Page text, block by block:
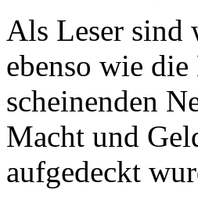
Als Leser sind
ebenso wie
scheinenden
Macht und
aufgedeckt